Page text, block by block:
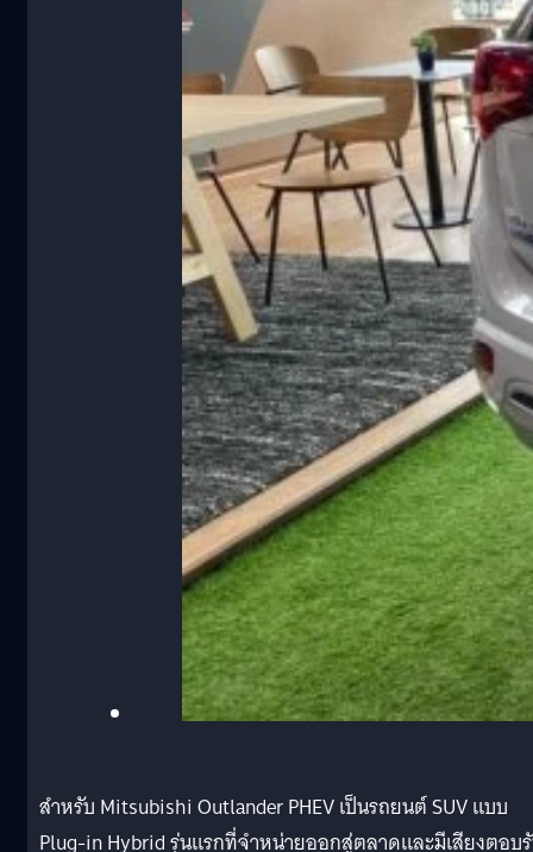
สำหรับ Mitsubishi Outlander PHEV เป็นรถยนต์ SUV แบบ
Plug-in Hybrid รุ่นแรกที่จำหน่ายออกสู่ตลาดและมีเสียงตอบ